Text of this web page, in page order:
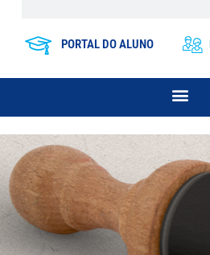
PORTAL DO ALUNO